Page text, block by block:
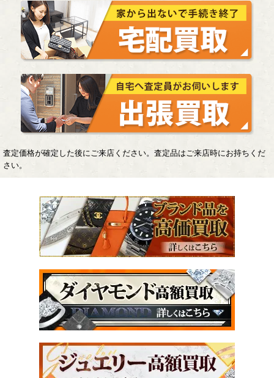
査定価格が確定した後にご来店ください。査定品はご来店時にお持ちくだ
さい。